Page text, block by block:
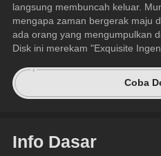
langsung membuncah keluar.
mengapa zaman bergerak maju
ada orang yang mengumpulkan
Disk ini merekam "Exquisite
Coba
Info Dasar